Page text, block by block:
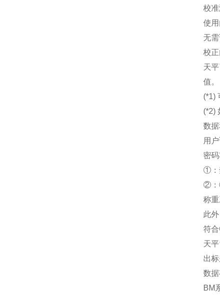
校
使
无
校
天
值。
(*1)
(*2)
数
用
密
①：
②：
称
此
符
天
出
数
BM